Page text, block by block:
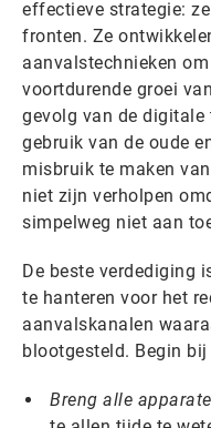
effectieve strategie:
fronten. Ze
aanvalstechnieken
voortdurende groei
gevolg van de
gebruik van de oude
misbruik te maken
niet zijn verholpen
simpelweg niet aan
De beste verdediging
te hanteren voor het
aanvalskanalen
blootgesteld. Begin bij
Breng alle